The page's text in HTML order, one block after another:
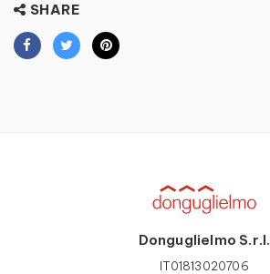
SHARE
Donguglielmo S.r.l.
IT01813020706